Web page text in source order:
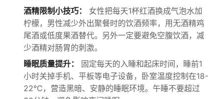
酒精限制小技巧：
女性把每天1杯红酒换成气泡水加
柠檬，男性减少外出聚餐时的饮酒频率，用无酒精鸡
尾酒或低度果酒替代。另外一定要避免空腹饮酒，减
少酒精对肠胃的刺激。
睡眠质量提升：
固定每天的入睡和起床时间，睡前1
小时关掉手机、平板等电子设备，卧室温度控制在18-
22℃，营造黑暗、安静的睡眠环境。午睡不要超过